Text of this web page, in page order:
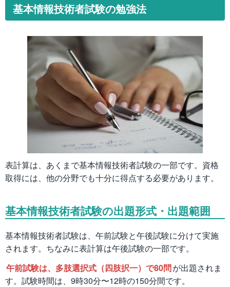
基本情報技術者試験の勉強法
表計算は、あくまで基本情報技術者試験の一部です。資格
取得には、他の分野でも十分に得点する必要があります。
基本情報技術者試験の出題形式・出題範囲
基本情報技術者試験は、午前試験と午後試験に分けて実施
されます。ちなみに表計算は午後試験の一部です。
午前試験は、多肢選択式（四肢択一）で80問が出題されま
す。試験時間は、9時30分〜12時の150分間です。